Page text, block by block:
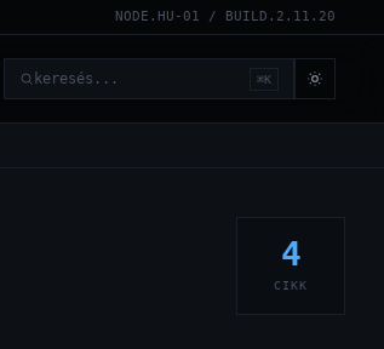
NODE.HU-01 / BUILD.2.11.20
Keresés ⌘K
4
CIKK